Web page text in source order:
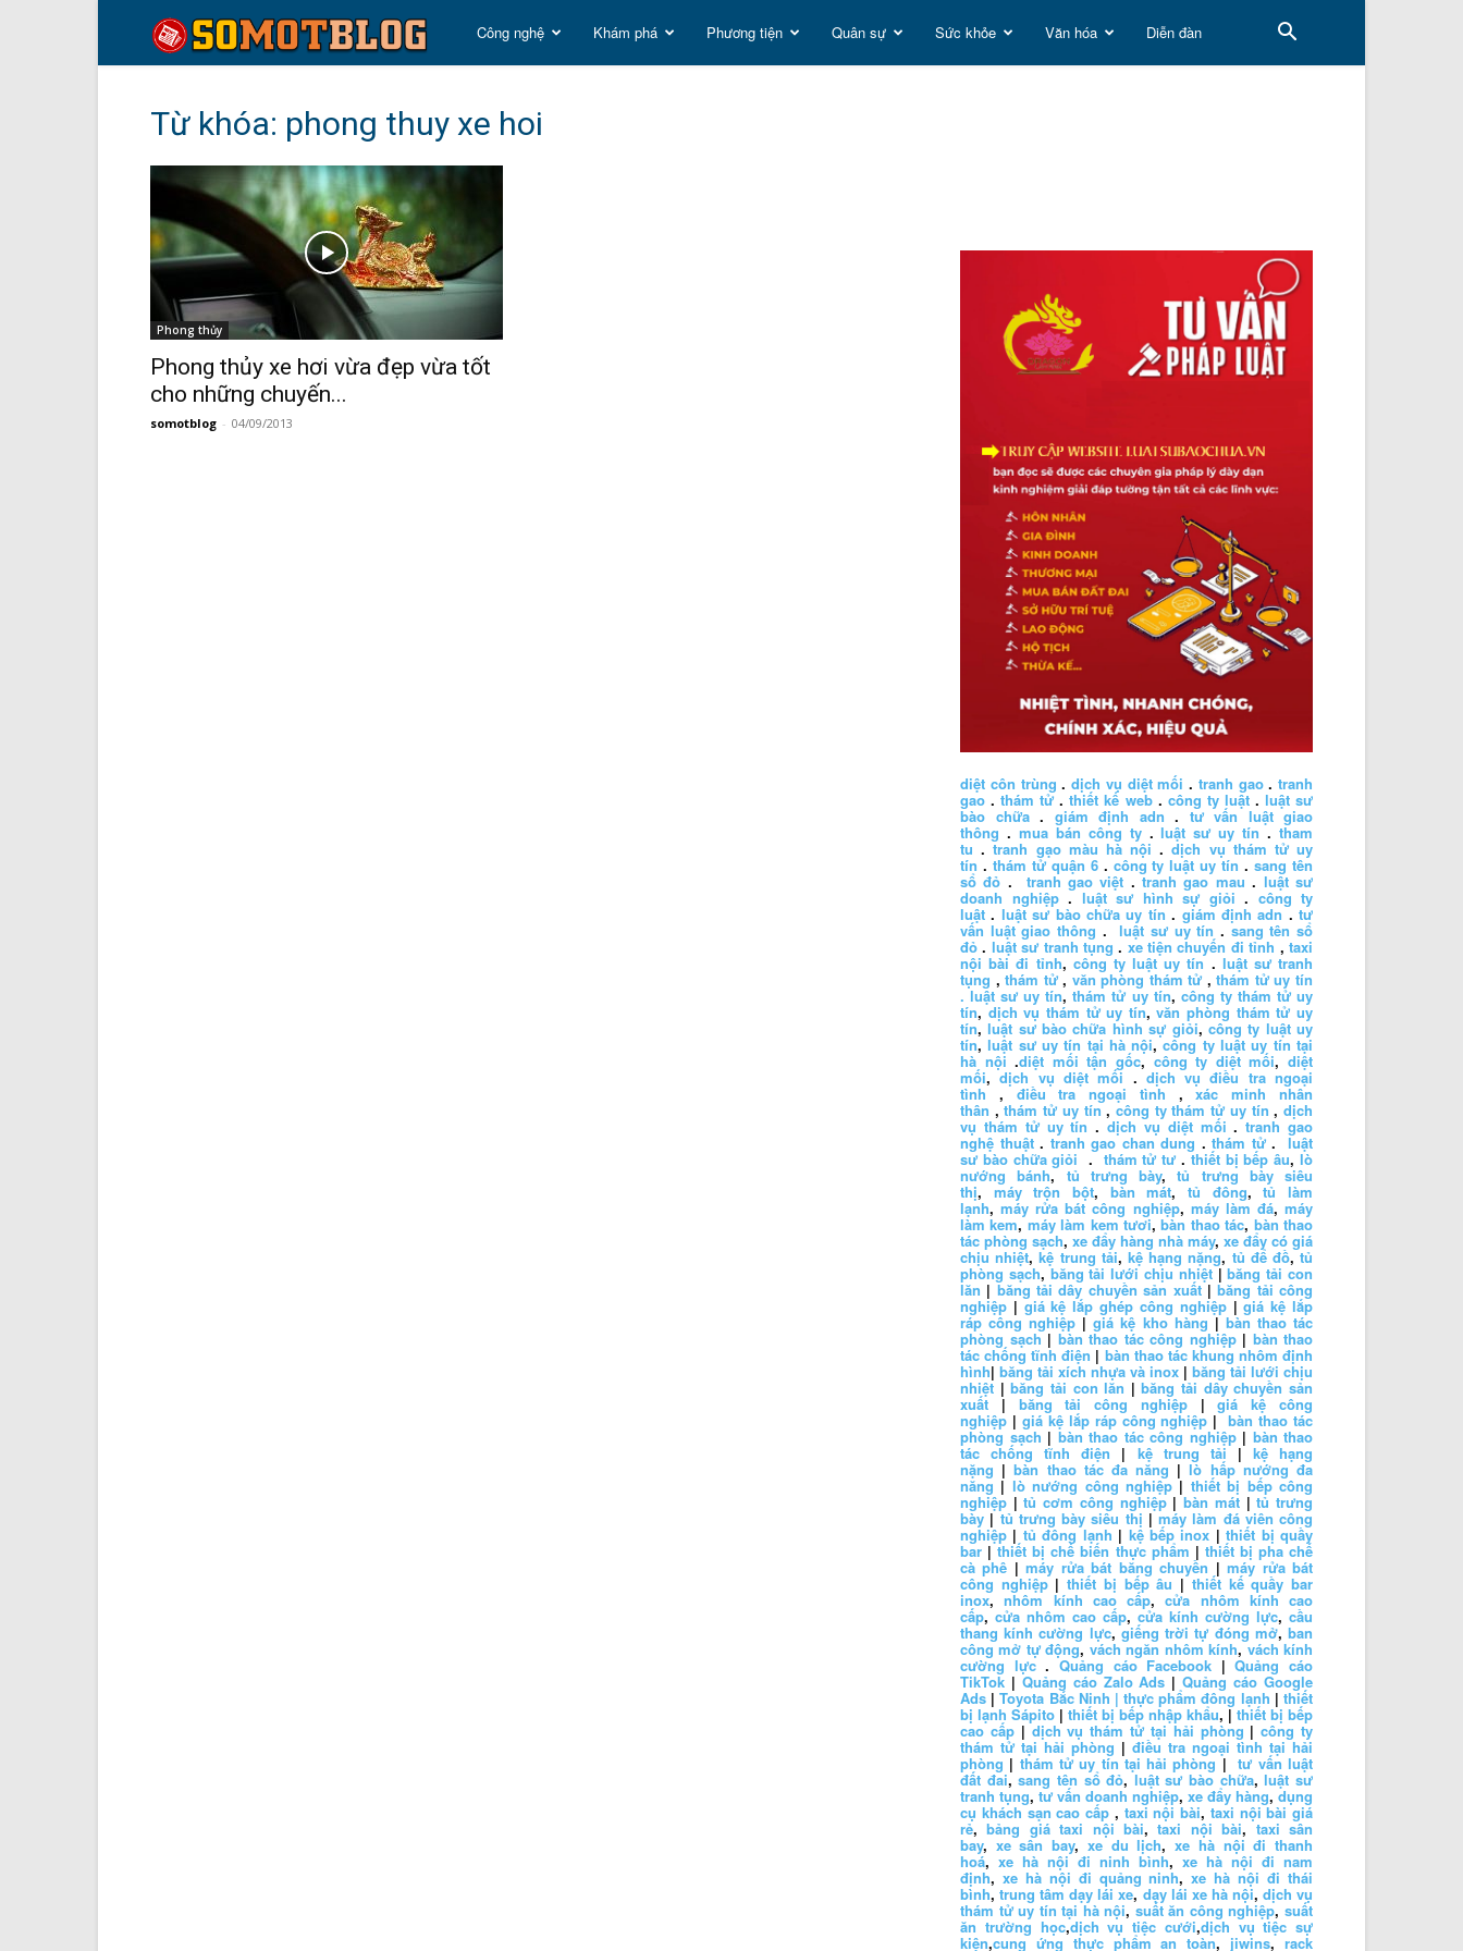
so
blog
Công nghệ Khám phá Phương tiện Quân sự Sức khỏe Văn hóa Diễn đàn
Từ khóa: phong thuy xe hoi
Phong thủy
Phong thủy xe hơi vừa đẹp vừa tốt
cho những chuyến...
somotblog - 04/09/2013
diệt côn trùng . dịch vụ diệt mối . tranh gao. tranh
gao .thám tử .thiết kế web. công ty luật.luật sư
bào chữa. giám định adn . tư vấn luật giao
thông . mua bán công ty.luật sư uy tín .tham
tu .tranh gạo màu hà nội .dịch vụ thám tử uy
tín . thám tử quận 6. công ty luật uy tín .sang tên
sổ đỏ . tranh gao việt .tranh gao mau . luật sư
doanh nghiệp. luật sư hình sự giỏi . công ty
luật . luật sư bào chữa uy tín . giám định adn .tư
vấn luật giao thông .luật sư uy tín . sang tên sổ
đỏ . luật sư tranh tụng . xe tiện chuyến đi tỉnh ,taxi
nội bài đi tỉnh, công ty luật uy tín . luật sư tranh
tụng ,thám tử, văn phòng thám tử ,thám tử uy tín
. luật sư uy tín,thám tử uy tín, công ty thám tử uy
tín, dịch vụ thám tử uy tín,văn phòng thám tử uy
tín,luật sư bào chữa hình sự giỏi, công ty luật uy
tín,luật sư uy tín tại hà nội,công ty luật uy tín tại
hà nội.diệt mối tận gốc, công ty diệt mối,diệt
mối,dịch vụ diệt mối . dịch vụ điều tra ngoại
tình , điều tra ngoại tình ,xác minh nhân
thân ,thám tử uy tín ,công ty thám tử uy tín ,dịch
vụ thám tử uy tín .dịch vụ diệt mối .tranh gao
nghệ thuật. tranh gao chan dung . thám tử. luật
sư bào chữa giỏi . thám tử tư . thiết bị bếp âu,lò
nướng bánh, tủ trưng bày,tủ trưng bày siêu
thị, máy trộn bột, bàn mát,tủ đông,tủ làm
lạnh,máy rửa bát công nghiệp, máy làm đá,máy
làm kem, máy làm kem tươi,bàn thao tác, bàn thao
tác phòng sạch, xe đẩy hàng nhà máy, xe đẩy có giá
chịu nhiệt,kệ trung tải, kệ hạng nặng, tủ để đồ,tủ
phòng sạch, băng tải lưới chịu nhiệt|băng tải con
lăn | băng tải dây chuyền sản xuất|băng tải công
nghiệp | giá kệ lắp ghép công nghiệp|giá kệ lắp
ráp công nghiệp |giá kệ kho hàng | bàn thao tác
phòng sạch | bàn thao tác công nghiệp| bàn thao
tác chống tĩnh điện | bàn thao tác khung nhôm định
hình| băng tải xích nhựa và inox | băng tải lưới chịu
nhiệt |băng tải con lăn |băng tải dây chuyền sản
xuất | băng tải công nghiệp|giá kệ công
nghiệp | giá kệ lắp ráp công nghiệp |bàn thao tác
phòng sạch | bàn thao tác công nghiệp| bàn thao
tác chống tĩnh điện | kệ trung tải | kệ hạng
nặng |bàn thao tác đa năng |lò hấp nướng đa
năng | lò nướng công nghiệp | thiết bị bếp công
nghiệp |tủ cơm công nghiệp|bàn mát|tủ trưng
bày | tủ trưng bày siêu thị | máy làm đá viên công
nghiệp | tủ đông lạnh | kệ bếp inox |thiết bị quầy
bar |thiết bị chế biến thực phẩm | thiết bị pha chế
cà phê |máy rửa bát băng chuyền |máy rửa bát
công nghiệp|thiết bị bếp âu | thiết kế quầy bar
inox,nhôm kính cao cấp,cửa nhôm kính cao
cấp, cửa nhôm cao cấp, cửa kính cường lực, cầu
thang kính cường lực, giếng trời tự đóng mở,ban
công mở tự động, vách ngăn nhôm kính, vách kính
cường lực. Quảng cáo Facebook |Quảng cáo
TikTok | Quảng cáo Zalo Ads |Quảng cáo Google
Ads |Toyota Bắc Ninh | thực phẩm đông lạnh |thiết
bị lạnh Sápito | thiết bị bếp nhập khẩu, | thiết bị bếp
cao cấp| dịch vụ thám tử tại hải phòng |công ty
thám tử tại hải phòng | điều tra ngoại tình tại hải
phòng | thám tử uy tín tại hải phòng |tư vấn luật
đất đai,sang tên sổ đỏ, luật sư bào chữa,luật sư
tranh tụng, tư vấn doanh nghiệp, xe đẩy hàng, dụng
cụ khách sạn cao cấp , taxi nội bài, taxi nội bài giá
rẻ,bảng giá taxi nội bài,taxi nội bài, taxi sân
bay, xe sân bay, xe du lịch,xe hà nội đi thanh
hoá, xe hà nội đi ninh bình, xe hà nội đi nam
định, xe hà nội đi quảng ninh,xe hà nội đi thái
bình,trung tâm dạy lái xe, dạy lái xe hà nội, dịch vụ
thám tử uy tín tại hà nội, suất ăn công nghiệp,suất
ăn trường học,dịch vụ tiệc cưới,dịch vụ tiệc sự
kiện,cung ứng thực phẩm an toàn, jiwins,rack